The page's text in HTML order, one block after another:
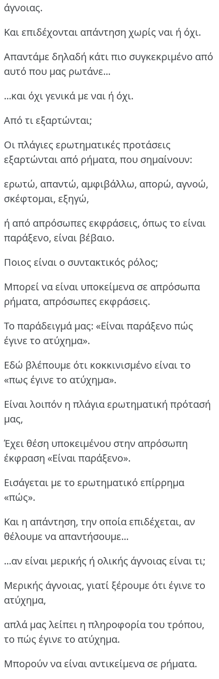
άγνοιας.
Και επιδέχονται απάντηση χωρίς ναι ή όχι.
Απαντάμε δηλαδή κάτι πιο συγκεκριμένο από
αυτό που μας ρωτάνε...
...και όχι γενικά με ναι ή όχι.
Από τι εξαρτώνται;
Οι πλάγιες ερωτηματικές προτάσεις
εξαρτώνται από ρήματα, που σημαίνουν:
ερωτώ, απαντώ, αμφιβάλλω, απορώ, αγνοώ,
σκέφτομαι, εξηγώ,
ή από απρόσωπες εκφράσεις, όπως το είναι
παράξενο, είναι βέβαιο.
Ποιος είναι ο συντακτικός ρόλος;
Μπορεί να είναι υποκείμενα σε απρόσωπα
ρήματα, απρόσωπες εκφράσεις.
Το παράδειγμά μας: «Είναι παράξενο πώς
έγινε το ατύχημα».
Εδώ βλέπουμε ότι κοκκινισμένο είναι το
«πως έγινε το ατύχημα».
Είναι λοιπόν η πλάγια ερωτηματική πρότασή
μας,
Έχει θέση υποκειμένου στην απρόσωπη
έκφραση «Είναι παράξενο».
Εισάγεται με το ερωτηματικό επίρρημα
«πώς».
Και η απάντηση, την οποία επιδέχεται, αν
θέλουμε να απαντήσουμε...
...αν είναι μερικής ή ολικής άγνοιας είναι τι;
Μερικής άγνοιας, γιατί ξέρουμε ότι έγινε το
ατύχημα,
απλά μας λείπει η πληροφορία του τρόπου,
το πώς έγινε το ατύχημα.
Μπορούν να είναι αντικείμενα σε ρήματα.